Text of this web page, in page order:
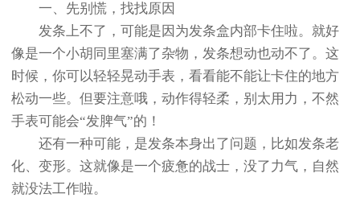
一、先别慌，找找原因
发条上不了，可能是因为发条盒内部卡住啦。就好
像是一个小胡同里塞满了杂物，发条想动也动不了。这
时候，你可以轻轻晃动手表，看看能不能让卡住的地方
松动一些。但要注意哦，动作得轻柔，别太用力，不然
手表可能会“发脾气”的！
还有一种可能，是发条本身出了问题，比如发条老
化、变形。这就像是一个疲惫的战士，没了力气，自然
就没法工作啦。